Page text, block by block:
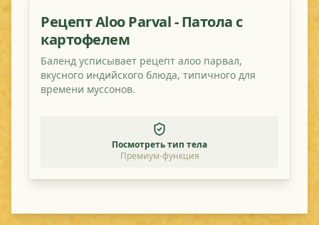
Рецепт Aloo Parval - Патола с
картофелем
Баленд усписывает рецепт алоо парвал,
вкусного индийского блюда, типичного для
времени муссонов.
Посмотреть тип тела
Премиум-функция